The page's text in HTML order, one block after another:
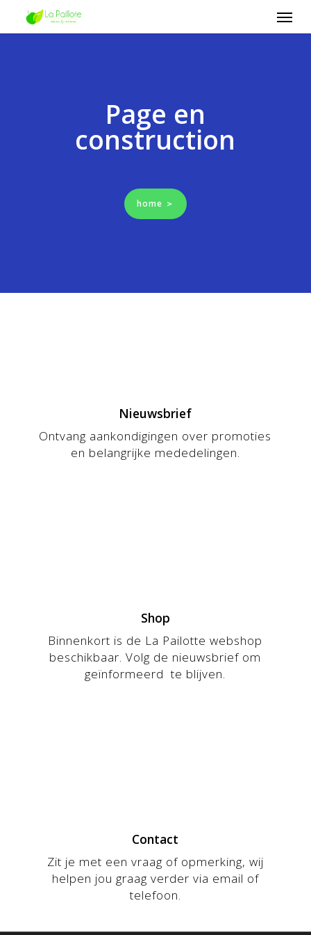
Page en
construction
home ＞
Nieuwsbrief
Ontvang aankondigingen over promoties
en belangrijke mededelingen.
Shop
Binnenkort is de La Pailotte webshop
beschikbaar. Volg de nieuwsbrief om
geïnformeerd te blijven.
Contact
Zit je met een vraag of opmerking, wij
helpen jou graag verder via email of
telefoon.